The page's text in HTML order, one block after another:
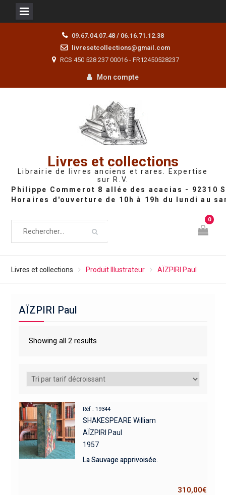
09.67.04.07.48 / 06.16.71.12.38
livresetcollections@gmail.com
RCS 450 528 237 00016 - FR12450528237
Mon compte
Livres et collections
Librairie de livres anciens et rares. Expertise
sur R.V.
0
Livres et collections Produit Illustrateur AÏZPIRI Paul
AÏZPIRI Paul
Showing all 2 results
Réf : 19344
SHAKESPEARE William
AÏZPIRI Paul
1957
La Sauvage apprivoisée.
310,00€